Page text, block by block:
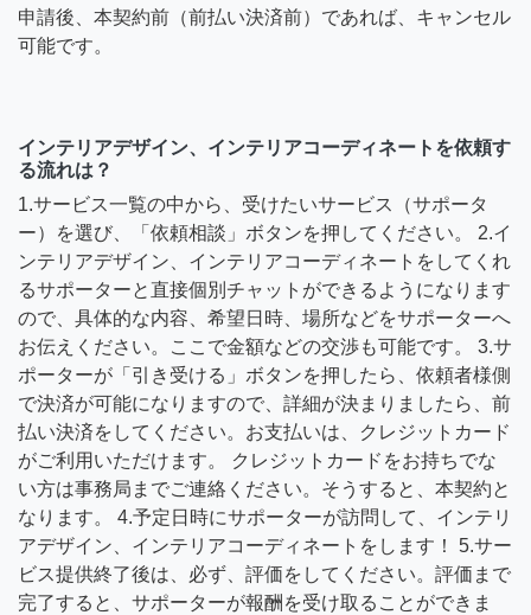
申請後、本契約前（前払い決済前）であれば、キャンセル
可能です。
インテリアデザイン、インテリアコーディネートを依頼す
る流れは？
1.サービス一覧の中から、受けたいサービス（サポータ
ー）を選び、「依頼相談」ボタンを押してください。 2.イ
ンテリアデザイン、インテリアコーディネートをしてくれ
るサポーターと直接個別チャットができるようになります
ので、具体的な内容、希望日時、場所などをサポーターへ
お伝えください。ここで金額などの交渉も可能です。 3.サ
ポーターが「引き受ける」ボタンを押したら、依頼者様側
で決済が可能になりますので、詳細が決まりましたら、前
払い決済をしてください。お支払いは、クレジットカード
がご利用いただけます。 クレジットカードをお持ちでな
い方は事務局までご連絡ください。そうすると、本契約と
なります。 4.予定日時にサポーターが訪問して、インテリ
アデザイン、インテリアコーディネートをします！ 5.サー
ビス提供終了後は、必ず、評価をしてください。評価まで
完了すると、サポーターが報酬を受け取ることができま